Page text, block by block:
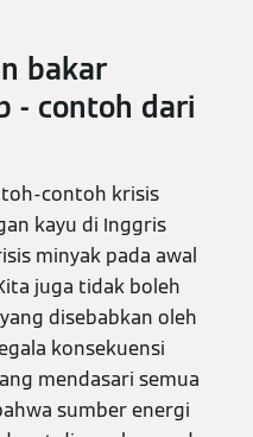
bakar
- contoh dari
contoh krisis
kayu di Inggris
minyak pada awal
juga tidak boleh
disebabkan oleh
konsekuensi
mendasari semua
sumber energi